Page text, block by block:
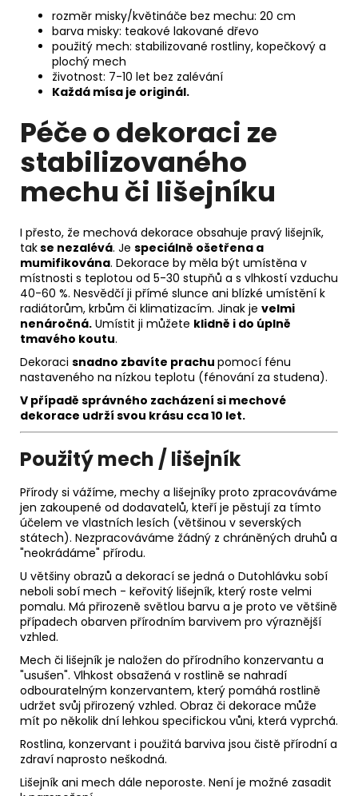
rozměr misky/květináče bez mechu: 20 cm
barva misky: teakové lakované dřevo
použitý mech: stabilizované rostliny, kopečkový a
plochý mech
životnost: 7-10 let bez zalévání
Každá mísa je originál.
Péče o dekoraci ze
stabilizovaného
mechu či lišejníku
I přesto, že mechová dekorace obsahuje pravý lišejník,
takse nezalévá. Je speciálně ošetřena a
mumifikována. Dekorace by měla být umístěna v
místnosti s teplotou od 5-30 stupňů a s vlhkostí vzduchu
40-60 %. Nesvědčí ji přímé slunce ani blízké umístění k
radiátorům, krbům či klimatizacím. Jinak je velmi
nenáročná. Umístit ji můžete klidně i do úplně
tmavého koutu.
Dekoraci snadno zbavíte prachu pomocí fénu
nastaveného na nízkou teplotu (fénování za studena).
V případě správného zacházení si mechové
dekorace udrží svou krásu cca 10 let.
Použitý mech / lišejník
Přírody si vážíme, mechy a lišejníky proto zpracováváme
jen zakoupené od dodavatelů, kteří je pěstují za tímto
účelem ve vlastních lesích (většinou v severských
státech). Nezpracováváme žádný z chráněných druhů a
"neokrádáme" přírodu.
U většiny obrazů a dekorací se jedná o Dutohlávku sobí
neboli sobí mech - keřovitý lišejník, který roste velmi
pomalu. Má přirozeně světlou barvu a je proto ve většině
případech obarven přírodním barvivem pro výraznější
vzhled.
Mech či lišejník je naložen do přírodního konzervantu a
"usušen". Vlhkost obsažená v rostlině se nahradí
odbouratelným konzervantem, který pomáhá rostlině
udržet svůj přirozený vzhled. Obraz či dekorace může
mít po několik dní lehkou specifickou vůni, která vyprchá.
Rostlina, konzervant i použitá barviva jsou čistě přírodní a
zdraví naprosto neškodná.
Lišejník ani mech dále neporoste. Není je možné zasadit